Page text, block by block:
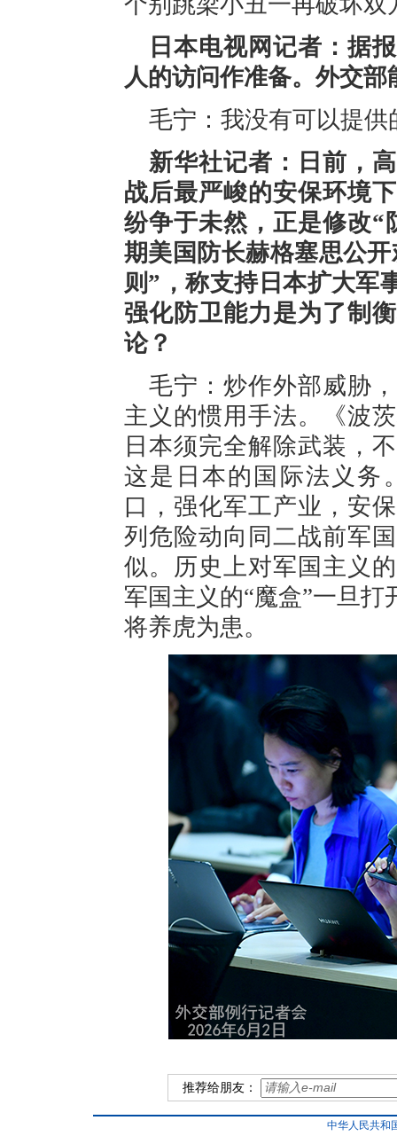
日本电视网记者：据
人的访问作准备。外交
毛宁：我没有可以提供
新华社记者：日前，
战后最严峻的安保环境
纷争于未然，正是修改“
期美国防长赫格塞思公
则”，称支持日本扩大军
强化防卫能力是为了制
论？
毛宁：炒作外部威胁
主义的惯用手法。《波
日本须完全解除武装，
这是日本的国际法义务
口，强化军工产业，安
列危险动向同二战前军
似。历史上对军国主义
军国主义的“魔盒”一旦
将养虎为患。
推荐给朋友：
中华人民共和